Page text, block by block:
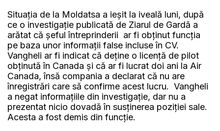
Situația de la Moldatsa a ieșit la iveală luni, după
ce o investigație publicată de Ziarul de Gardă a
arătat că șeful întreprinderii ar fi obținut funcția
pe baza unor informații false incluse în CV.
Vangheli ar fi indicat că deține o licență de pilot
obținută în Canada și că ar fi lucrat doi ani la Air
Canada, însă compania a declarat că nu are
înregistrări care să confirme acest lucru. Vangheli
a negat informațiile din investigație, dar nu a
prezentat nicio dovadă în susținerea poziției sale.
Acesta a fost demis din funcție.